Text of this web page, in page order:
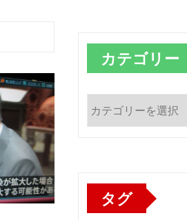
カテゴリー
テ
タグ